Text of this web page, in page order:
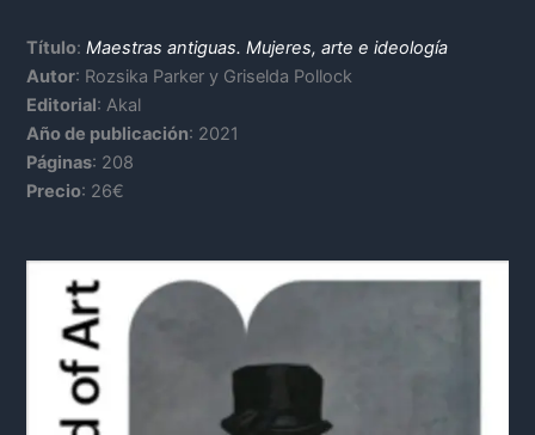
Título:Maestras antiguas. Mujeres, arte e ideología
Autor: Rozsika Parker y Griselda Pollock
Editorial: Akal
Año de publicación: 2021
Páginas: 208
Precio: 26€